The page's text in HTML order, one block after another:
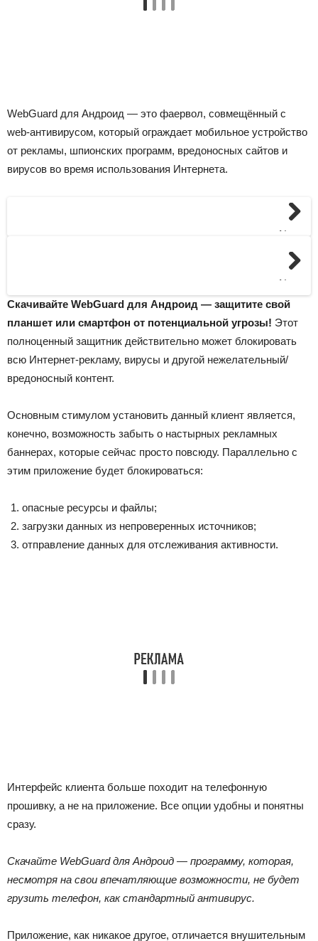
WebGuard для Андроид — это фаервол, совмещённый с
web-антивирусом, который ограждает мобильное устройство
от рекламы, шпионских программ, вредоносных сайтов и
вирусов во время использования Интернета.
Next
Next
Скачивайте WebGuard для Андроид — защитите свой
планшет или смартфон от потенциальной угрозы! Этот
полноценный защитник действительно может блокировать
всю Интернет-рекламу, вирусы и другой нежелательный/
вредоносный контент.
Основным стимулом установить данный клиент является,
конечно, возможность забыть о настырных рекламных
баннерах, которые сейчас просто повсюду. Параллельно с
этим приложение будет блокироваться:
опасные ресурсы и файлы;
загрузки данных из непроверенных источников;
отправление данных для отслеживания активности.
Интерфейс клиента больше походит на телефонную
прошивку, а не на приложение. Все опции удобны и понятны
сразу.
Скачайте WebGuard для Андроид — программу, которая,
несмотря на свои впечатляющие возможности, не будет
грузить телефон, как стандартный антивирус.
Приложение, как никакое другое, отличается внушительным